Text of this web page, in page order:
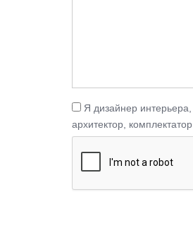
Я дизайнер интерьера,
архитектор, комплектатор